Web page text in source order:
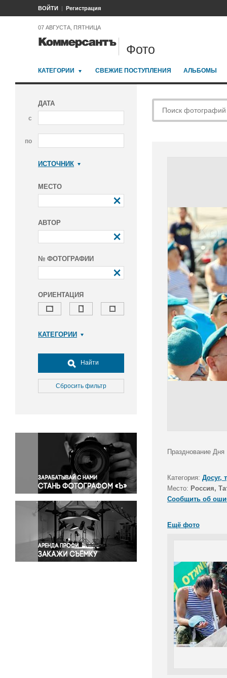
ВОЙТИ Регистрация
07 АВГУСТА, ПЯТНИЦА
Фото
КАТЕГОРИИ СВЕЖИЕ ПОСТУПЛЕНИЯ АЛЬБОМЫ
ДАТА
с
по
ИСТОЧНИК
МЕСТО
АВТОР
№ ФОТОГРАФИИ
ОРИЕНТАЦИЯ
КАТЕГОРИИ
Досуг, туризм и отдых
Культура
Медицина
Окружающая среда
Политика
Правосудие
Происшествия и конфликты
Религия
Светская жизнь
Спорт
Экология
Экономика и бизнес
Найти
Сбросить фильтр
Празднование
Категория: Досуг,
Место: Россия,
Сообщить об
Ещё фото